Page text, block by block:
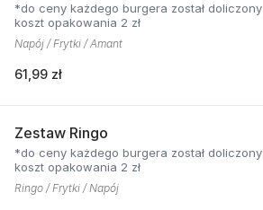
*do ceny każdego burgera został doliczony
koszt opakowania 2 zł
Napój / Frytki / Amant
61,99 zł
Zestaw Ringo
*do ceny każdego burgera został doliczony
koszt opakowania 2 zł
Ringo / Frytki / Napój